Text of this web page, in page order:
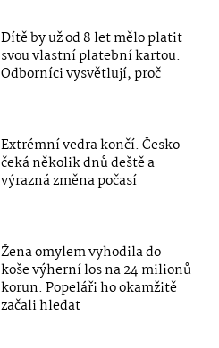
Dítě by už od 8 let mělo platit
svou vlastní platební kartou.
Odborníci vysvětlují, proč
Extrémní vedra končí. Česko
čeká několik dnů deště a
výrazná změna počasí
Žena omylem vyhodila do
koše výherní los na 24 milionů
korun. Popeláři ho okamžitě
začali hledat